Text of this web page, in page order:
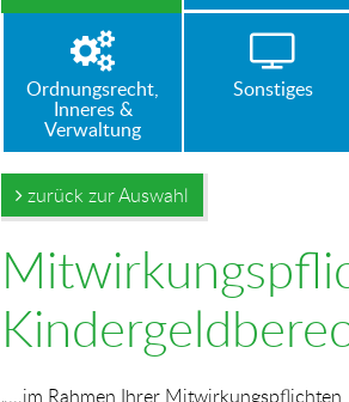
Ordnungsrecht,
Inneres &
Verwaltung
Sonstiges
zurück zur Auswahl
„…im Rahmen Ihrer Mitwirkungspflichten